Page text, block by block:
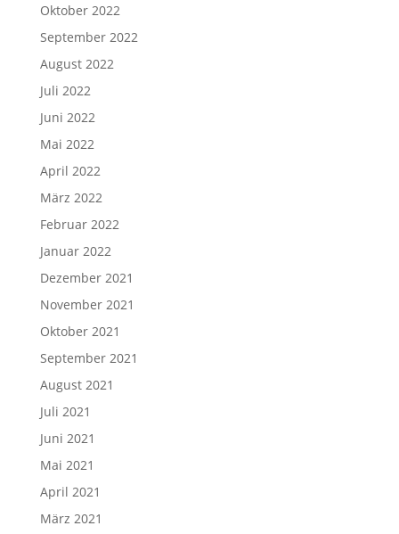
Oktober 2022
September 2022
August 2022
Juli 2022
Juni 2022
Mai 2022
April 2022
März 2022
Februar 2022
Januar 2022
Dezember 2021
November 2021
Oktober 2021
September 2021
August 2021
Juli 2021
Juni 2021
Mai 2021
April 2021
März 2021